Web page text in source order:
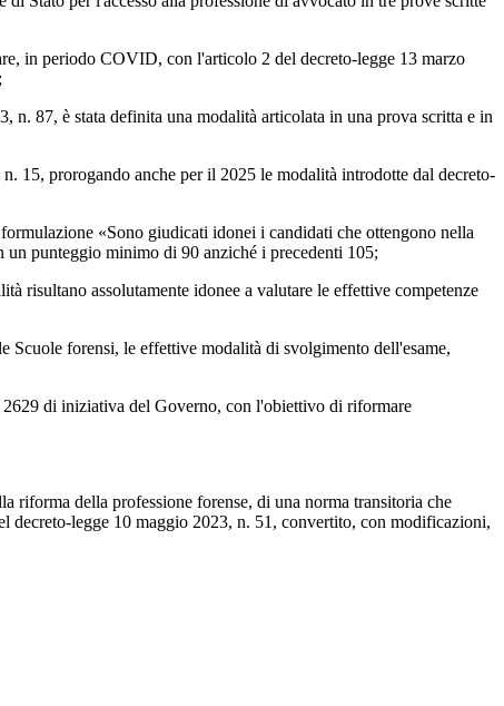
in periodo COVID, con l'articolo 2 del decreto-legge 13 marzo
87, è stata definita una modalità articolata in una prova scritta e in
15, prorogando anche per il 2025 le modalità introdotte dal decreto-
«Sono giudicati idonei i candidati che ottengono nella
punteggio minimo di 90 anziché i precedenti 105;
assolutamente idonee a valutare le effettive competenze
forensi, le effettive modalità di svolgimento dell'esame,
di iniziativa del Governo, con l'obiettivo di riformare
riforma della professione forense, di una norma transitoria che
decreto-legge 10 maggio 2023, n. 51, convertito, con modificazioni,